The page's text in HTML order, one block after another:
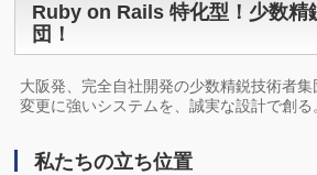
Ruby on Rails 特化型！少数精
団！
大阪発、完全自社開発の少数精鋭技術者集
変更に強いシステムを、誠実な設計で創る
私たちの立ち位置